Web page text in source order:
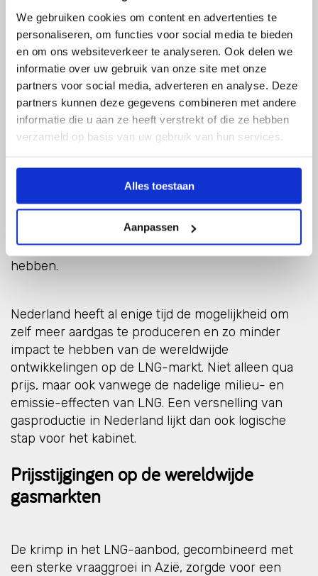
We gebruiken cookies om content en advertenties te
personaliseren, om functies voor social media te bieden
en om ons websiteverkeer te analyseren. Ook delen we
informatie over uw gebruik van onze site met onze
partners voor social media, adverteren en analyse. Deze
partners kunnen deze gegevens combineren met andere
informatie die u aan ze heeft verstrekt of die ze hebben
verzameld op basis van uw gebruik van hun services.
Alles toestaan
Aanpassen
onverwachte uitval.
LNG is in een paar jaar tijd snel de belangrijkste
bron van aardgas geworden voor Nederland, met
de VS als grootste leverancier. De vraag naar LNG
werd sterk beïnvloed door beperkte
productiecapaciteit in het buitenland en niet zo
zeer de verwerkingscapaciteit in Nederland. De
de VS. Desondanks blijft deze LNG-afhankelijkheid
kwetsbaar voor Nederland, omdat politieke
veranderingen, onderhoud of uitval, en de
concurrentie in de VS ook weer direct invloed
hebben.
Nederland heeft al enige tijd de mogelijkheid om
zelf meer aardgas te produceren en zo minder
impact te hebben van de wereldwijde
ontwikkelingen op de LNG-markt. Niet alleen qua
prijs, maar ook vanwege de nadelige milieu- en
emissie-effecten van LNG. Een versnelling van
gasproductie in Nederland lijkt dan ook logische
stap voor het kabinet.
Prijsstijgingen op de wereldwijde
gasmarkten
De krimp in het LNG-aanbod, gecombineerd met
een sterke vraaggroei in Azië, zorgde voor een